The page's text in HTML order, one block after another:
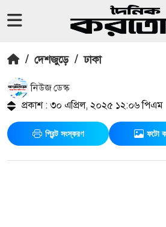
/ দেশজুড়ে / ঢাকা
নিউজ ডেস্ক
প্রকাশ : ৩০ এপ্রিল, ২০২৫ ১২:০৬ পিএম
প্রিন্ট সংস্করণ ফটো